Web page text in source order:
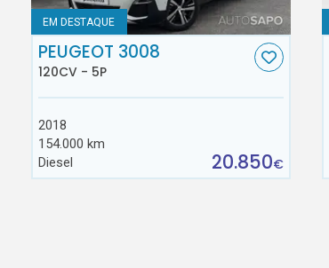
EM DESTAQUE
PEUGEOT 3008
120CV - 5P
2018
154.000 km
Diesel
20.850€